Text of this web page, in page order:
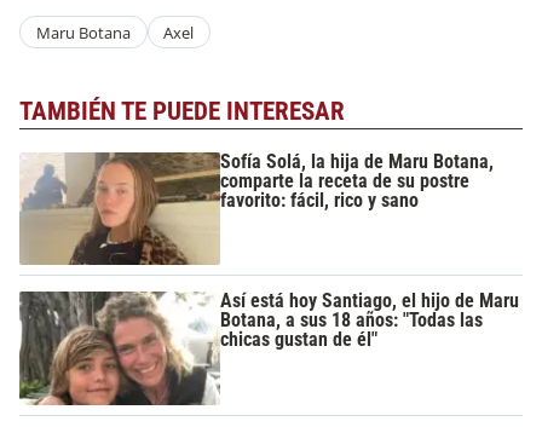
Maru Botana Axel
TAMBIÉN TE PUEDE INTERESAR
Sofía Solá, la hija de Maru Botana,
comparte la receta de su postre
favorito: fácil, rico y sano
Así está hoy Santiago, el hijo de Maru
Botana, a sus 18 años: "Todas las
chicas gustan de él"